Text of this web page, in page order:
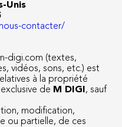
Unis
contacter/
digi.com (textes,
vidéos, sons, etc.) est
à la propriété
de M DIGI , sauf
modification,
ou partielle, de ces